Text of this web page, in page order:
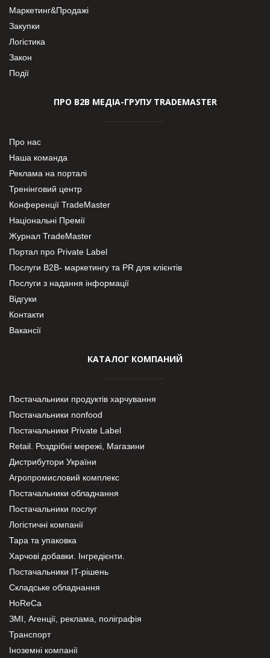
Маркетинг&Продажі
Закупки
Логістика
Закон
Події
ПРО В2В МЕДІА-ГРУПУ TRADEMASTER
Про нас
Наша команда
Реклама на порталі
Тренінговий центр
Конференції TradeMaster
Національні Премії
Журнал TradeMaster
Портал про Private Label
Послуги В2В- маркетингу та PR для клієнтів
Послуги з надання інформації
Відгуки
Контакти
Вакансії
КАТАЛОГ КОМПАНИЙ
Постачальники продуктів харчування
Постачальники nonfood
Постачальники Private Label
Retail. Роздрібні мережі, Магазини
Дистрибутори України
Агропромисловий комплекс
Постачальники обладнання
Постачальники послуг
Логістичні компанії
Тара та упаковка
Харчові добавки. Інгредієнти.
Постачальники IT-рішень
Складське обладнання
HoReCa
ЗМІ, Агенції, реклама, поліграфія
Транспорт
Іноземні компанії